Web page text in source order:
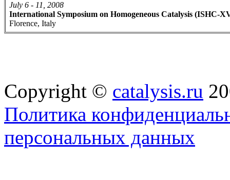
July 6 - 11, 2008
International Symposium on Homogeneous Catalysis (ISHC-
Florence, Italy
Copyright © catalysis.ru
Политика
персональных данных